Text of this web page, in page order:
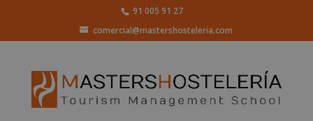
91 005 91 27
comercial@mastershosteleria.com